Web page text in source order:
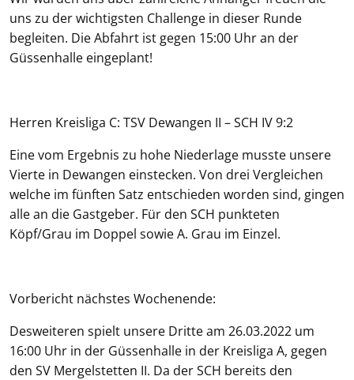
uns zu der wichtigsten Challenge in dieser Runde
begleiten. Die Abfahrt ist gegen 15:00 Uhr an der
Güssenhalle eingeplant!
Herren Kreisliga C: TSV Dewangen II – SCH IV 9:2
Eine vom Ergebnis zu hohe Niederlage musste unsere
Vierte in Dewangen einstecken. Von drei Vergleichen
welche im fünften Satz entschieden worden sind, gingen
alle an die Gastgeber. Für den SCH punkteten
Köpf/Grau im Doppel sowie A. Grau im Einzel.
Vorbericht nächstes Wochenende:
Desweiteren spielt unsere Dritte am 26.03.2022 um
16:00 Uhr in der Güssenhalle in der Kreisliga A, gegen
den SV Mergelstetten II. Da der SCH bereits den